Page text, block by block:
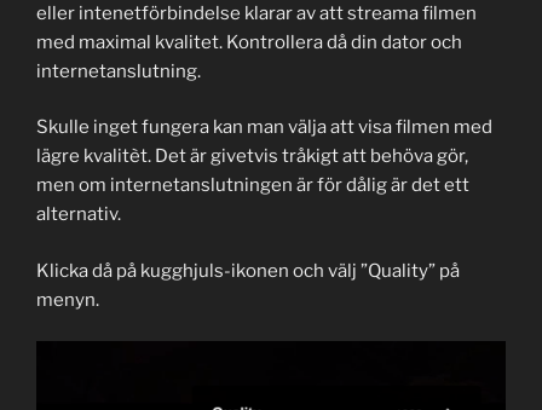
eller intenetförbindelse klarar av att streama filmen
med maximal kvalitet. Kontrollera då din dator och
internetanslutning.
Skulle inget fungera kan man välja att visa filmen med
lägre kvalitèt. Det är givetvis tråkigt att behöva gör,
men om internetanslutningen är för dålig är det ett
alternativ.
Klicka då på kugghjuls-ikonen och välj ”Quality” på
menyn.